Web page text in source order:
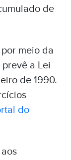
de
meio da
a Lei
de 1990.
do